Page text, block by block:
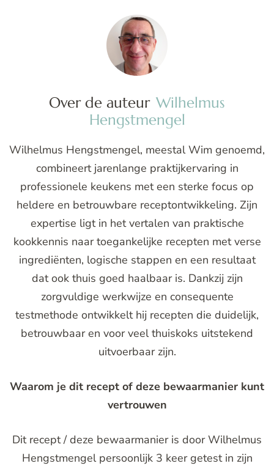
Over de auteur Wilhelmus
Hengstmengel
Wilhelmus Hengstmengel, meestal Wim genoemd,
combineert jarenlange praktijkervaring in
professionele keukens met een sterke focus op
heldere en betrouwbare receptontwikkeling. Zijn
expertise ligt in het vertalen van praktische
kookkennis naar toegankelijke recepten met verse
ingrediënten, logische stappen en een resultaat
dat ook thuis goed haalbaar is. Dankzij zijn
zorgvuldige werkwijze en consequente
testmethode ontwikkelt hij recepten die duidelijk,
betrouwbaar en voor veel thuiskoks uitstekend
uitvoerbaar zijn.
Waarom je dit recept of deze bewaarmanier kunt
vertrouwen
Dit recept / deze bewaarmanier is door Wilhelmus
Hengstmengel persoonlijk 3 keer getest in zijn